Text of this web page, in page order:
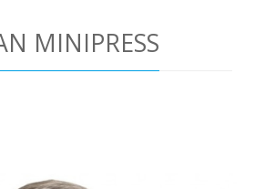
MINIPRESS